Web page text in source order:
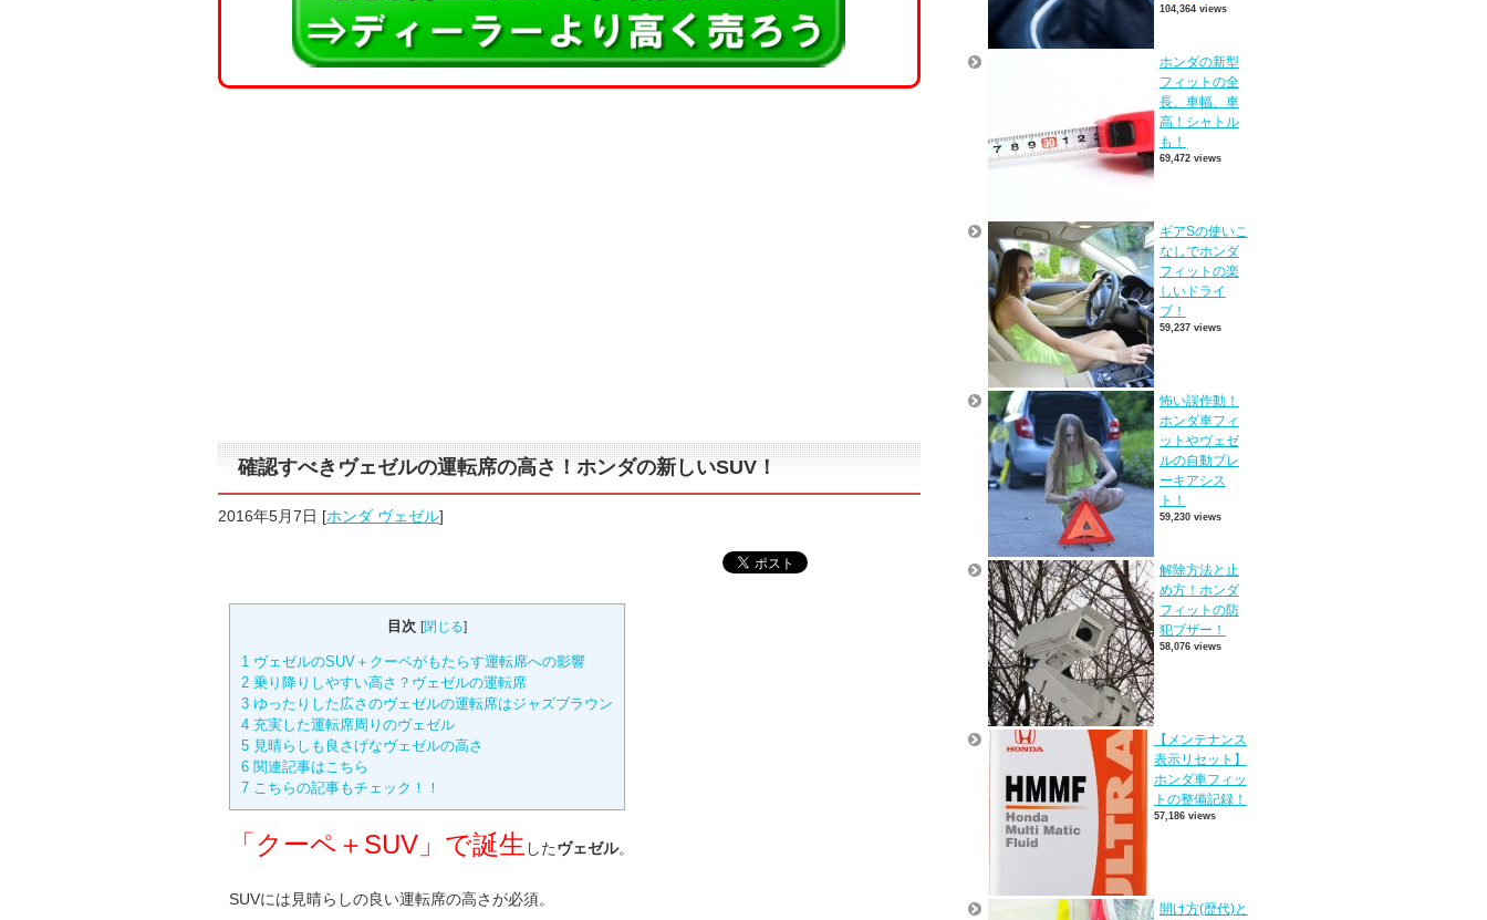
確認すべきヴェゼルの運転席の高さ！ホンダの新しいSUV！
2016年5月7日 [ホンダ ヴェゼル]
目次 [閉じる]
1 ヴェゼルのSUV＋クーペがもたらす運転席への影響
2 乗り降りしやすい高さ？ヴェゼルの運転席
3 ゆったりした広さのヴェゼルの運転席はジャズブラウン
4 充実した運転席周りのヴェゼル
5 見晴らしも良さげなヴェゼルの高さ
6 関連記事はこちら
7 こちらの記事もチェック！！
「クーペ＋SUV」で誕生 したヴェゼル。
SUVには見晴らしの良い運転席の高さが必須。
104,364 views
ホンダの新型
フィットの全
長、車幅、車
高！シャトル
も！
69,472 views
ギアSの使いこ
なしでホンダ
フィットの楽
しいドライ
ブ！
59,237 views
怖い誤作動！
ホンダ車フィ
ットやヴェゼ
ルの自動ブレ
ーキアシス
ト！
59,230 views
解除方法と止
め方！ホンダ
フィットの防
犯ブザー！
58,076 views
【メンテナンス
表示リセット】
ホンダ車フィッ
トの整備記録！
57,186 views
開け方(歴代)と